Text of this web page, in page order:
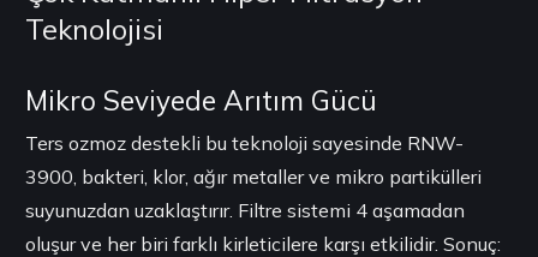
Teknolojisi
Mikro Seviyede Arıtım Gücü
Ters ozmoz destekli bu teknoloji sayesinde RNW-
3900, bakteri, klor, ağır metaller ve mikro partikülleri
suyunuzdan uzaklaştırır. Filtre sistemi 4 aşamadan
oluşur ve her biri farklı kirleticilere karşı etkilidir. Sonuç: